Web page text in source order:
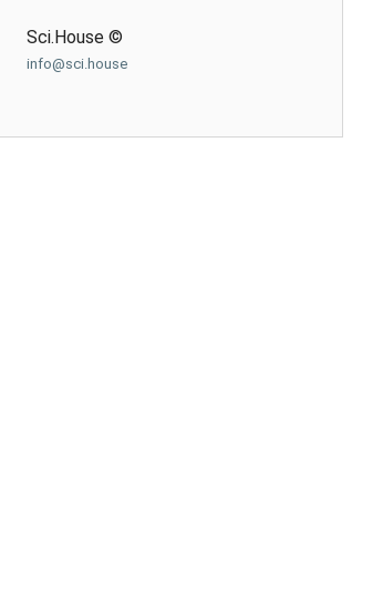
Sci.House ©
info@sci.house